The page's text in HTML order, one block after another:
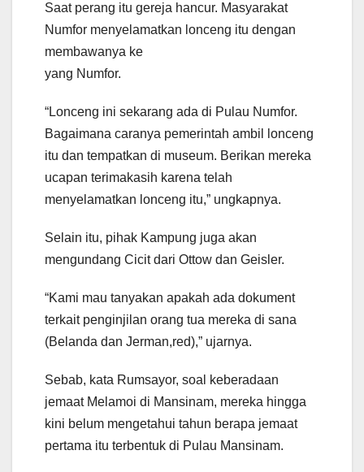
Saat perang itu gereja hancur. Masyarakat
Numfor menyelamatkan lonceng itu dengan
membawanya ke
yang Numfor.
“Lonceng ini sekarang ada di Pulau Numfor.
Bagaimana caranya pemerintah ambil lonceng
itu dan tempatkan di museum. Berikan mereka
ucapan terimakasih karena telah
menyelamatkan lonceng itu,” ungkapnya.
Selain itu, pihak Kampung juga akan
mengundang Cicit dari Ottow dan Geisler.
“Kami mau tanyakan apakah ada dokument
terkait penginjilan orang tua mereka di sana
(Belanda dan Jerman,red),” ujarnya.
Sebab, kata Rumsayor, soal keberadaan
jemaat Melamoi di Mansinam, mereka hingga
kini belum mengetahui tahun berapa jemaat
pertama itu terbentuk di Pulau Mansinam.